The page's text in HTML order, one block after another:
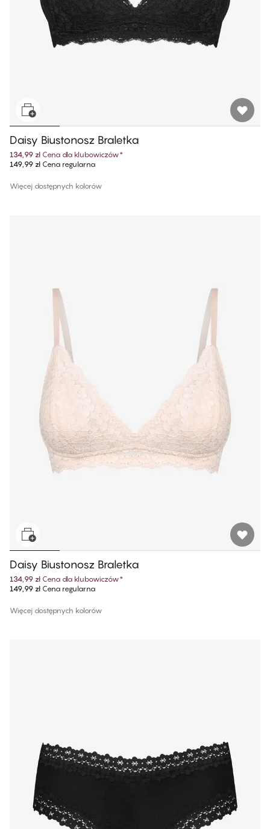
Daisy Biustonosz Braletka
134,99 zł Cena dla klubowiczów*
149,99 złCena regularna
Więcej dostępnych kolorów
Daisy Biustonosz Braletka
134,99 zł Cena dla klubowiczów*
149,99 złCena regularna
Więcej dostępnych kolorów